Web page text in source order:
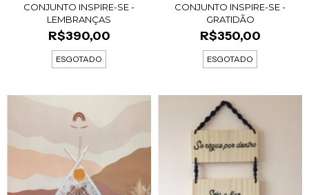
CONJUNTO INSPIRE-SE -
LEMBRANÇAS
R$390,00
ESGOTADO
CONJUNTO INSPIRE-SE -
GRATIDÃO
R$350,00
ESGOTADO